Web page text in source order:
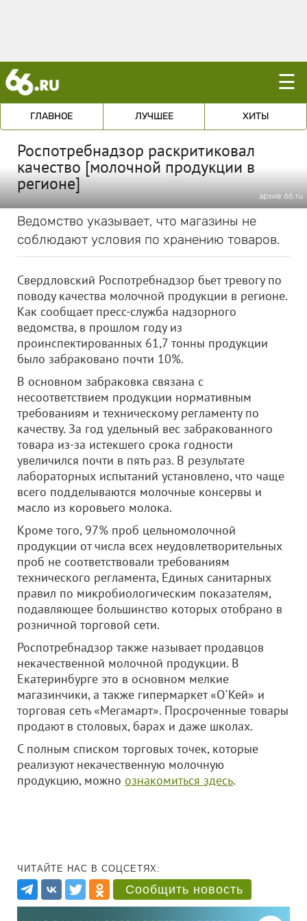
☰
ГЛАВНОЕ ЛУЧШЕЕ ХИТЫ
Роспотребнадзор раскритиковал
качество [молочной продукции в
регионе]
архив 66.ru
Ведомство указывает, что магазины не
соблюдают условия по хранению товаров.
Свердловский Роспотребнадзор бьет тревогу по
поводу качества молочной продукции в регионе.
Как сообщает пресс-служба надзорного
ведомства, в прошлом году из
проинспектированных 61,7 тонны продукции
было забраковано почти 10%.
В основном забраковка связана с
несоответствием продукции нормативным
требованиям и техническому регламенту по
качеству. За год удельный вес забракованного
товара из-за истекшего срока годности
увеличился почти в пять раз. В результате
лабораторных испытаний установлено, что чаще
всего подделываются молочные консервы и
масло из коровьего молока.
Кроме того, 97% проб цельномолочной
продукции от числа всех неудовлетворительных
проб не соответствовали требованиям
технического регламента, Единых санитарных
правил по микробиологическим показателям,
подавляющее большинство которых отобрано в
розничной торговой сети.
Роспотребнадзор также называет продавцов
некачественной молочной продукции. В
Екатеринбурге это в основном мелкие
магазинчики, а также гипермаркет «О`Кей» и
торговая сеть «Мегамарт». Просроченные товары
продают в столовых, барах и даже школах.
С полным списком торговых точек, которые
реализуют некачественную молочную
продукцию, можно ознакомиться здесь.
ЧИТАЙТЕ НАС В СОЦСЕТЯХ:
Сообщить новость